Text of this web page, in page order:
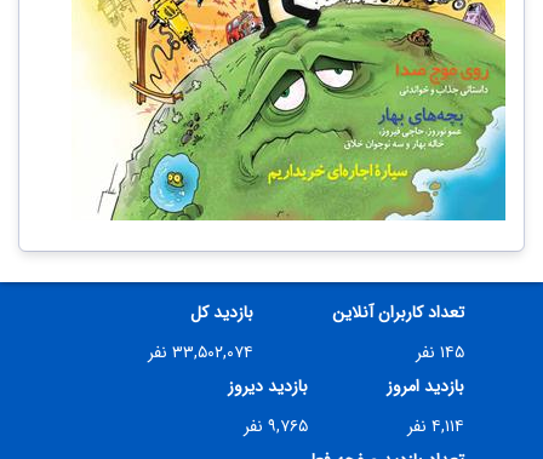
تعداد کاربران آنلاین
۱۴۵ نفر
بازدید کل
۳۳,۵۰۲,۰۷۴ نفر
بازدید امروز
۴,۱۱۴ نفر
بازدید دیروز
۹,۷۶۵ نفر